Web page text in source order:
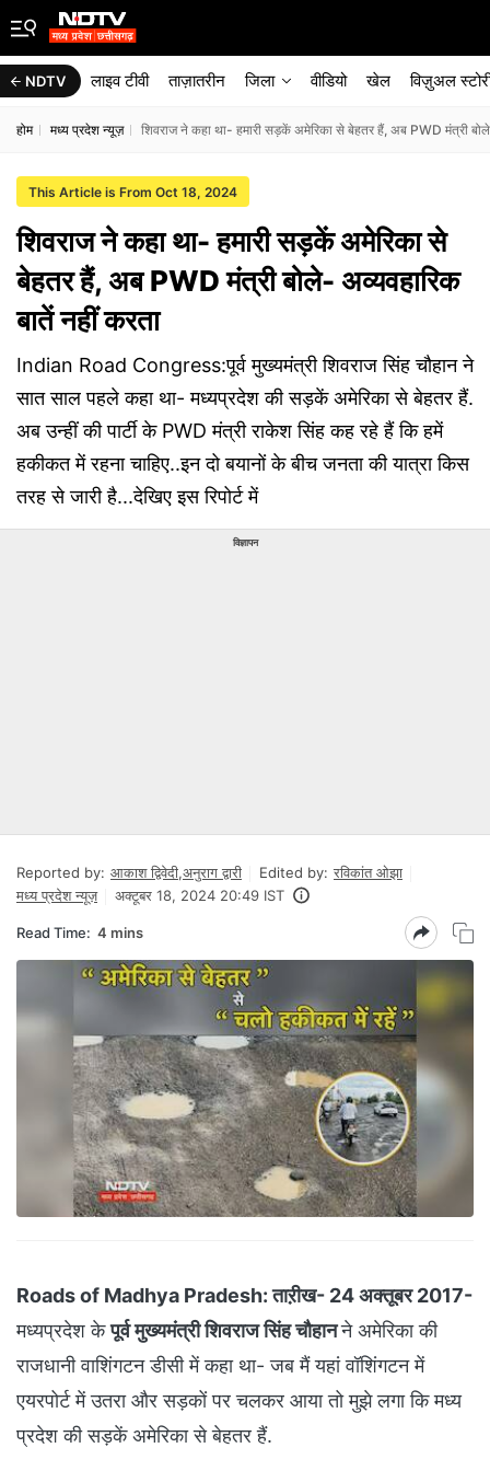
NDTV लाइव टीवी ताज़ातरीन जिला वीडियो खेल विज़ुअल
होम मध्य प्रदेश न्यूज़ शिवराज ने कहा था- हमारी सड़कें अमेरिका से बेहतर हैं, अब PWD मंत्री
This Article is From Oct 18, 2024
शिवराज ने कहा था- हमारी सड़कें अमेरिका से
बेहतर हैं, अब PWD मंत्री बोले- अव्यवहारिक
बातें नहीं करता
Indian Road Congress:पूर्व मुख्यमंत्री शिवराज सिंह चौहान ने
सात साल पहले कहा था- मध्यप्रदेश की सड़कें अमेरिका से बेहतर हैं.
अब उन्हीं की पार्टी के PWD मंत्री राकेश सिंह कह रहे हैं कि हमें
हकीकत में रहना चाहिए..इन दो बयानों के बीच जनता की यात्रा किस
तरह से जारी है...देखिए इस रिपोर्ट में
विज्ञापन
Reported by: आकाश द्विवेदी,अनुराग द्वारी Edited by: रविकांत ओझा
मध्य प्रदेश न्यूज़
अक्टूबर 18, 2024 20:49 IST
Read Time: 4 mins
Roads of Madhya Pradesh: ताऱीख- 24 अक्तूबर 2017-
मध्यप्रदेश केपूर्व मुख्यमंत्री शिवराज सिंह चौहानने अमेरिका की
राजधानी वाशिंगटन डीसी में कहा था- जब मैं यहां वॉशिंगटन में
एयरपोर्ट में उतरा और सड़कों पर चलकर आया तो मुझे लगा कि मध्य
प्रदेश की सड़कें अमेरिका से बेहतर हैं.